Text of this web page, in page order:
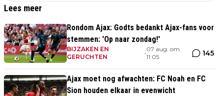
Lees meer
Rondom Ajax: Godts bedankt Ajax-fans voor
stemmen: 'Op naar zondag!'
BIJZAKEN EN
GERUCHTEN
•
07 aug. om
11:05
145
Ajax moet nog afwachten: FC Noah en FC
Sion houden elkaar in evenwicht